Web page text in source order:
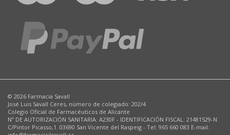
© 2026 Farmacia Savall
José Luis Savall Ceres, número de colegiado: 202/4
Colegio Oficial de Farmacéuticos de Alicante
Nº DE AUTORIZACIÓN SANITARIA: A230F - IDENTIFICACIÓN FISCAL: 21481529-N
C/Pintor Picasso,1. 03690 San Vicente del Raspeig - Tel: 965 660 083 E-mail: